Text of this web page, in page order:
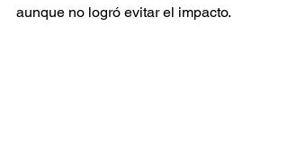
aunque no logró evitar el impacto.